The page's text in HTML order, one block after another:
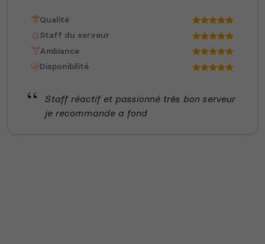
Qualité
Staff du serveur
Ambiance
Disponibilité
Staff réactif et passionné très bon serveur
je recommande a fond